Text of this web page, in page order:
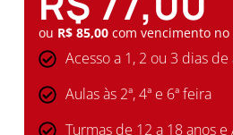
ou R$ 85,00com vencimento no
Acesso a 1, 2 ou 3 dias de
Aulas às 2ª, 4ª e 6ª feira
Turmas de 12 a 18 anos